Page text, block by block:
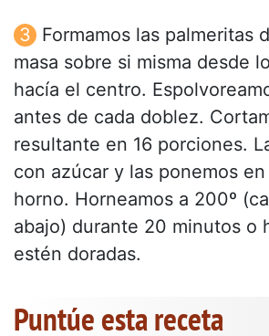
Formamos las palmeritas
masa sobre si misma desde
hacía el centro.
antes de cada doblez.
resultante en 16 porciones.
con azúcar y las ponemos
horno. Horneamos a 200º
abajo) durante 20 minutos o
estén doradas.
Puntúe esta receta